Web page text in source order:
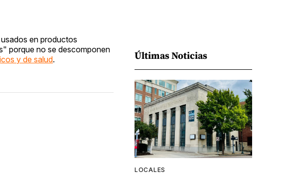
en productos
porque no se descomponen
y de salud. Últimas Noticias
LOCALES